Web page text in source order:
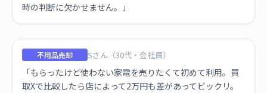
時の判断に欠かせません。」
不用品売却 Sさん（30代・会社員）
「もらったけど使わない家電を売りたくて初めて利用。買
取Xで比較したら店によって2万円も差があってビックリ。